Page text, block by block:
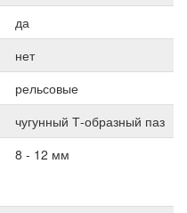
да
нет
рельсовые
чугунный Т-образный паз
8 - 12 мм